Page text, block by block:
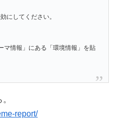
にしてください。
情報」にある「環境情報」を貼
report/